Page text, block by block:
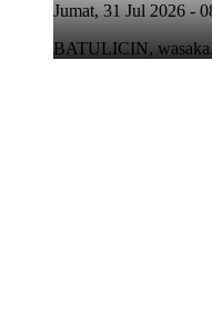
Jumat, 31 Jul 2026 -
BATULICIN,